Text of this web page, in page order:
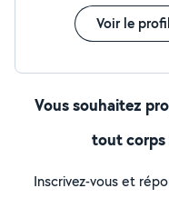
Voir le profil
Vous souhaitez
tout corps
Inscrivez-vous et